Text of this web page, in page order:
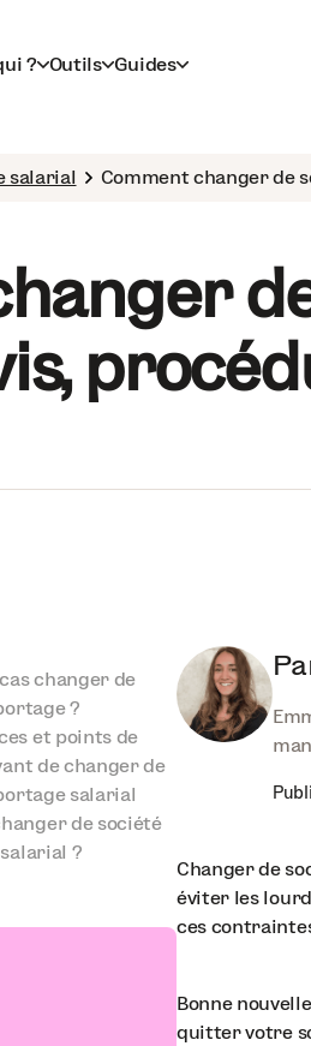
? Outils Guides
salarial Comment changer de
changer de
?
et points de
de changer de
salarial
de société
?
Changer de
éviter les
ces
Bonne
quitter votre